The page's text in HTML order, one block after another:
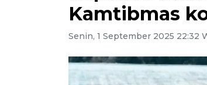
Kamtibmas
Senin, 1 September 2025 22:32